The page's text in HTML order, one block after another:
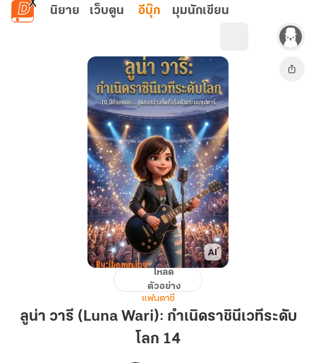
ข้ามไปยังเนื้อหาหลัก
นิยาย เว็บตูน อีบุ๊ก มุมนักเขียน
วารี
โหลด
ตัวอย่าง
แฟนตาซี
ลูน่า วารี (Luna Wari): กำเนิดราชินีเวทีระดับ
โลก 14